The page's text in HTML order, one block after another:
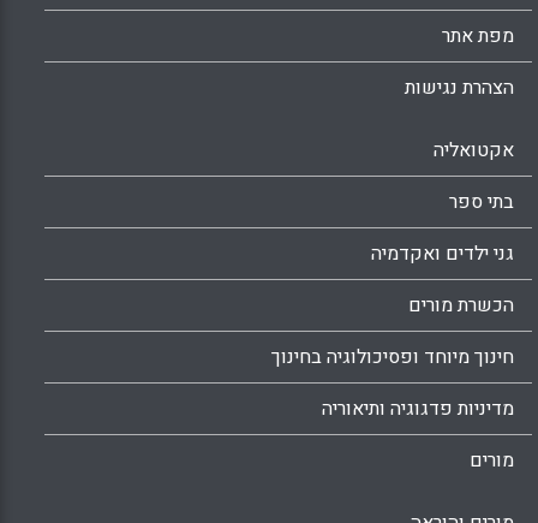
מפת אתר
הצהרת נגישות
אקטואליה
בתי ספר
גני ילדים ואקדמיה
הכשרת מורים
חינוך מיוחד ופסיכולוגיה בחינוך
מדיניות פדגוגיה ותיאוריה
מורים